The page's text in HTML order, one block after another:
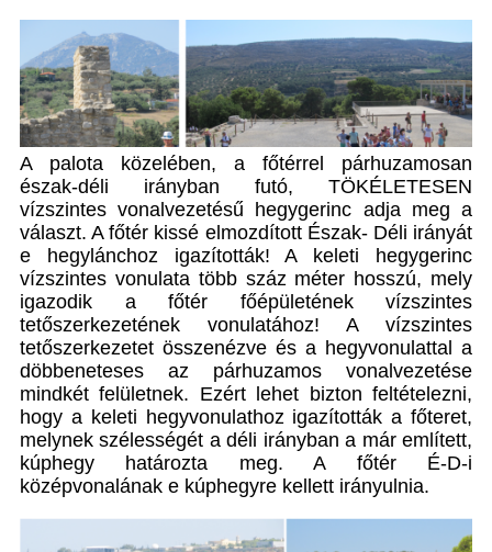
A palota közelében, a főtérrel párhuzamosan
észak-déli irányban futó, TÖKÉLETESEN
vízszintes vonalvezetésű hegygerinc adja meg a
választ. A főtér kissé elmozdított Észak- Déli irányát
e hegylánchoz igazították! A keleti hegygerinc
vízszintes vonulata több száz méter hosszú, mely
igazodik a főtér főépületének vízszintes
tetőszerkezetének vonulatához! A vízszintes
tetőszerkezetet összenézve és a hegyvonulattal a
döbbeneteses az párhuzamos vonalvezetése
mindkét felületnek. Ezért lehet bizton feltételezni,
hogy a keleti hegyvonulathoz igazították a főteret,
melynek szélességét a déli irányban a már említett,
kúphegy határozta meg. A főtér É-D-i
középvonalának e kúphegyre kellett irányulnia.